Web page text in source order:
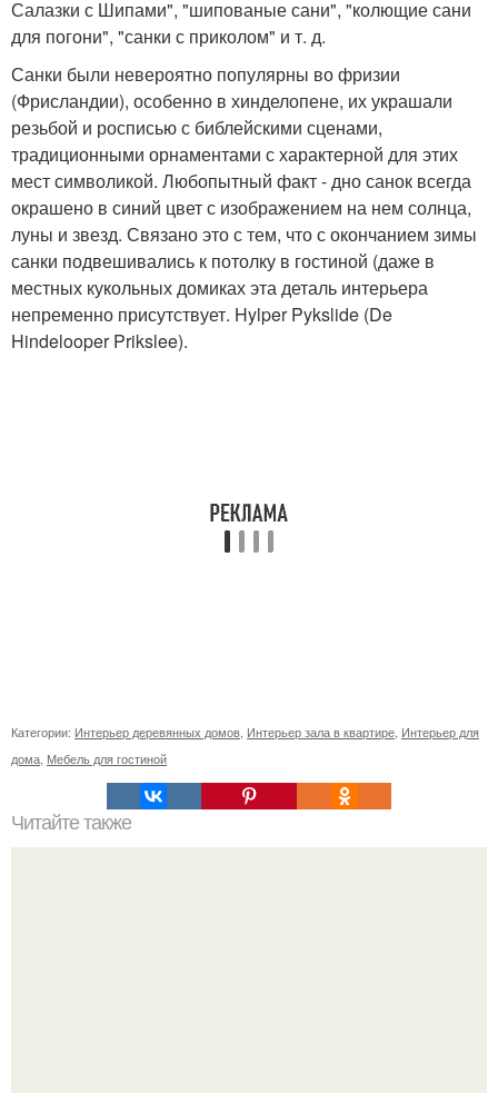
Салазки с Шипами", "шипованые сани", "колющие сани
для погони", "санки с приколом" и т. д.
Санки были невероятно популярны во фризии
(Фрисландии), особенно в хинделопене, их украшали
резьбой и росписью с библейскими сценами,
традиционными орнаментами с характерной для этих
мест символикой. Любопытный факт - дно санок всегда
окрашено в синий цвет с изображением на нем солнца,
луны и звезд. Связано это с тем, что с окончанием зимы
санки подвешивались к потолку в гостиной (даже в
местных кукольных домиках эта деталь интерьера
непременно присутствует. Hylper Pykslide (De
Hindelooper Prikslee).
Категории: Интерьер деревянных домов Интерьер зала в квартире Интерьер для
дома Мебель для гостиной
Читайте также